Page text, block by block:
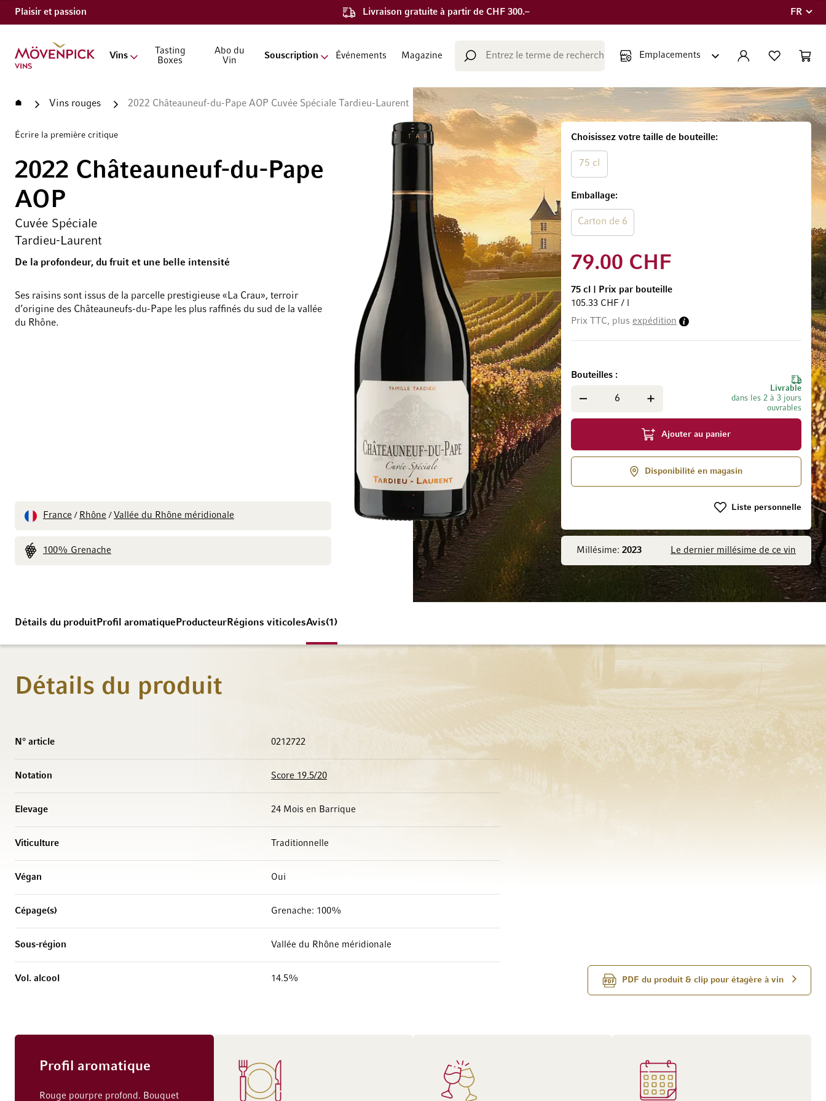
Plaisir et passion Livraison gratuite à partir de CHF 300.–
Langue
FR
Aller à la page d'accueil
Vins
Tasting
Boxes
Abo du
Vin
Souscription Événements Magazine
Chercher COMPTE LISTE
PANIER
Accueil Vins rouges 2022 Châteauneuf-du-Pape AOP Cuvée Spéciale Tardieu-Laurent
Écrire la première critique
2022 Châteauneuf-du-Pape
AOP
Cuvée Spéciale
Tardieu-Laurent
De la profondeur, du fruit et une belle intensité
Ses raisins sont issus de la parcelle prestigieuse «La Crau», terroir
d’origine des Châteauneufs-du-Pape les plus raffinés du sud de la vallée
du Rhône.
France / Rhône / Vallée du Rhône méridionale
100% Grenache Millésime: 2023 Le dernier millésime de ce vin
Choisissez votre taille de bouteille
75 cl
Emballage
Carton de 6
79.00 CHF
75 cl
Prix par bouteille
105.33 CHF / l
Prix TTC, plus expédition
Livrable
dans les 2 à 3 jours
ouvrables
Bouteilles
Ajouter au panier
Disponibilité en magasin
Liste personnelle
Passer à la fin de la galerie d’imagesPasser au début de la Galerie d’images
Détails du produitProfil aromatique ProducteurRégions viticolesAvis 1
Détails du produit
PDF du produit & clip pour étagère à vin
N° article 0212722
Notation Score 19.5/20
Elevage 24 Mois en Barrique
Viticulture Traditionnelle
Végan Oui
Cépage(s) Grenache: 100%
Sous-région Vallée du Rhône méridionale
Vol. alcool 14.5%
Profil aromatique
Rouge pourpre profond. Bouquet